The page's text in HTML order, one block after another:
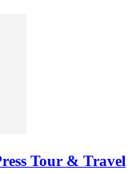
Tour & Travel